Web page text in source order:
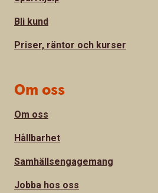
Bli kund
Priser, räntor och kurser
Om oss
Om oss
Hållbarhet
Samhällsengagemang
Jobba hos oss